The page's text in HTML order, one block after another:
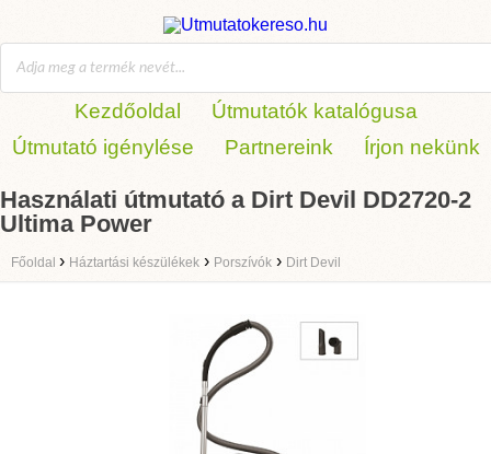
Kezdőoldal
Útmutatók katalógusa
Útmutató igénylése
Partnereink Írjon nekünk
Használati útmutató a Dirt Devil DD2720-2
Ultima Power
Főoldal › Háztartási készülékek › Porszívók › Dirt Devil